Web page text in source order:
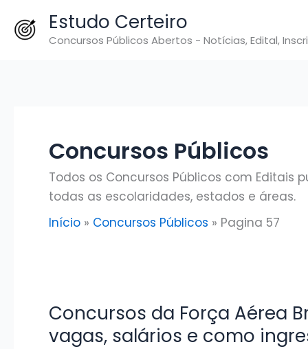
para
Estudo Certeiro
Concursos Públicos Abertos - Notícias, Edital,
Concursos Públicos
Todos os Concursos Públicos com Editais
todas as escolaridades, estados e áreas.
Início
Concursos Públicos Pagina 57
Concursos da Força Aérea
vagas, salários e como